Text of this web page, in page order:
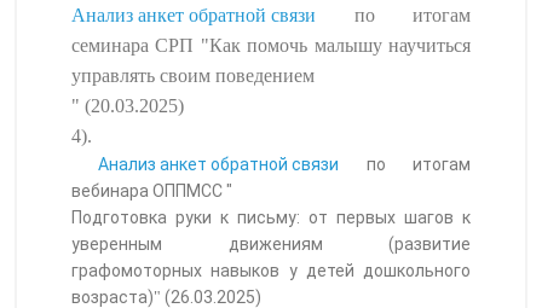
Анализ анкет обратной связи по итогам
семинара СРП "Как помочь малышу научиться
управлять своим поведением
" (20.03.2025)
4).
Анализ анкет обратной связи по итогам
вебинара ОППМСС "
Подготовка руки к письму: от первых шагов к
уверенным движениям (развитие
графомоторных навыков у детей дошкольного
возраста)" (26.03.2025)